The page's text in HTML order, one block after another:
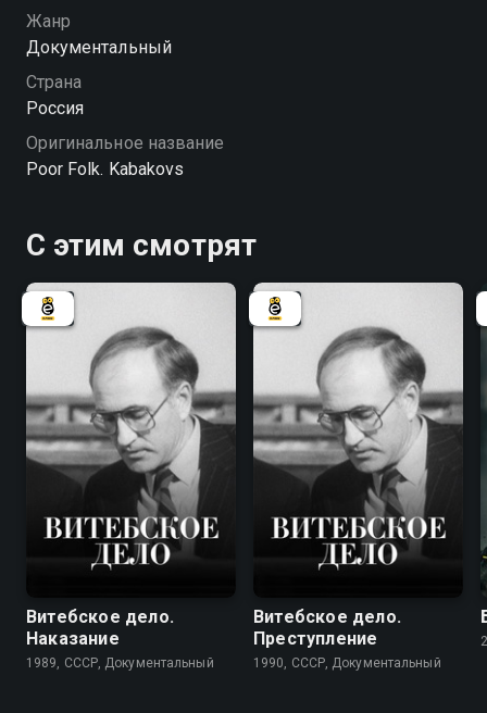
эмиграции в Европу и США и о том, как он получил
всемирное признание.
Жанр
Документальный
Страна
Россия
Оригинальное название
Poor Folk. Kabakovs
С этим смотрят
Витебское дело.
Наказание
1989, СССР, Документальный
Витебское дело.
Преступление
1990, СССР, Документальный